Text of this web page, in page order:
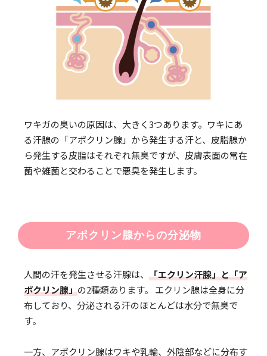
ワキガの臭いの原因は、大きく3つあります。ワキにあ
る汗腺の「アポクリン腺」から発生する汗と、皮脂腺か
ら発生する皮脂はそれぞれ無臭ですが、皮膚表面の常在
菌や雑菌と交わることで悪臭を発生します。
アポクリン腺からの分泌物
人間の汗を発生させる汗腺は、 「エクリン汗腺」と「ア
ポクリン腺」の2種類あります。 エクリン腺は全身に分
布しており、分泌される汗のほとんどは水分で無臭で
す。
一方、アポクリン腺はワキや乳輪、外陰部などに分布す